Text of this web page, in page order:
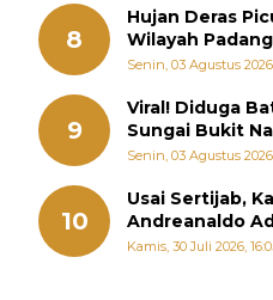
8
Hujan Deras
Wilayah
Perintahkan
Senin, 03 Agustus
9
Viral! Diduga
Sungai Bukit
Warga
Senin, 03 Agustus
10
Usai Sertijab,
Andreanaldo
Mamak Bahas
Kamis, 30 Juli 2026,